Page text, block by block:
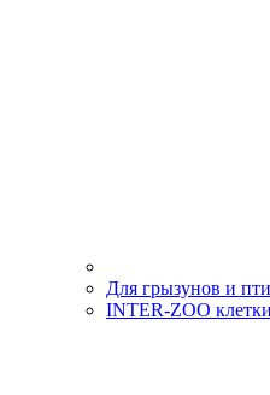
Для грызунов и
INTER-ZOO